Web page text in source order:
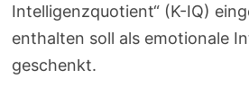
Intelligenzquotient“ (K-IQ)
enthalten soll als emotionale
geschenkt.